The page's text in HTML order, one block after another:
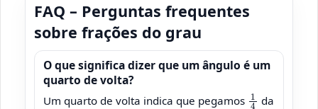
FAQ – Perguntas frequentes
sobre frações do grau
O que significa dizer que um ângulo é um
quarto de volta?
Um quarto de volta indica que pegamos
1
da